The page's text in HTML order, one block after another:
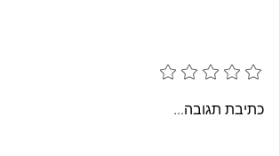
מי הוא באמת המתעמר במקום
כתיבת תגובה...